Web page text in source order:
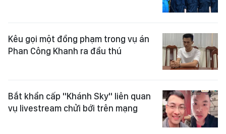
Kêu gọi một đồng phạm trong vụ án
Phan Công Khanh ra đầu thú
Bắt khẩn cấp "Khánh Sky" liên quan
vụ livestream chửi bới trên mạng